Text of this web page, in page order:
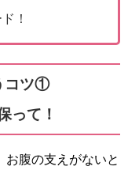
！
コツ①
って！
お腹の支えがないと